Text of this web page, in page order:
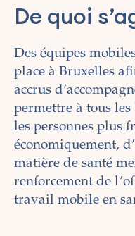
De quoi
Des équipes
place à Bruxelles
accrus
permettre à tous
les personnes plus
économiquement,
matière de santé
renforcement de
travail mobile en